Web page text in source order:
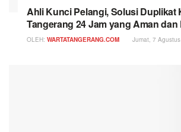
Ahli Kunci Pelangi, Solusi Duplikat
Tangerang 24 Jam yang Aman
OLEH: WARTATANGERANG.COM Jumat, 7